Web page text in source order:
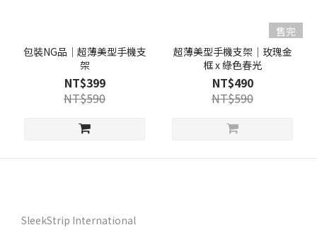
包裝NG品｜超薄美型手機支
架
NT$399
NT$590
售完
超薄美型手機支架｜玫瑰金
框 x 綠色春光
NT$490
NT$590
SleekStrip International